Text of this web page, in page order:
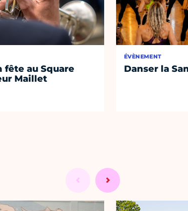
fête au Square
Maillet
ÉVÈNEMENT
Danser la